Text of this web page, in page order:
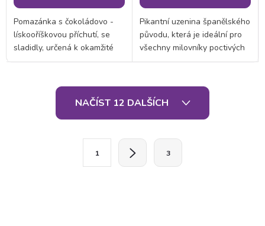
Pomazánka s čokoládovo -
lískooříškovou příchutí, se
sladidly, určená k okamžité
spotřebě.
Pikantní uzenina španělského
původu, která je ideální pro
všechny milovníky poctivých
masných výrobků. Naše
neuvěřitelných 185 g
vepřového masa na 100 g...
NAČÍST 12 DALŠÍCH
1 3